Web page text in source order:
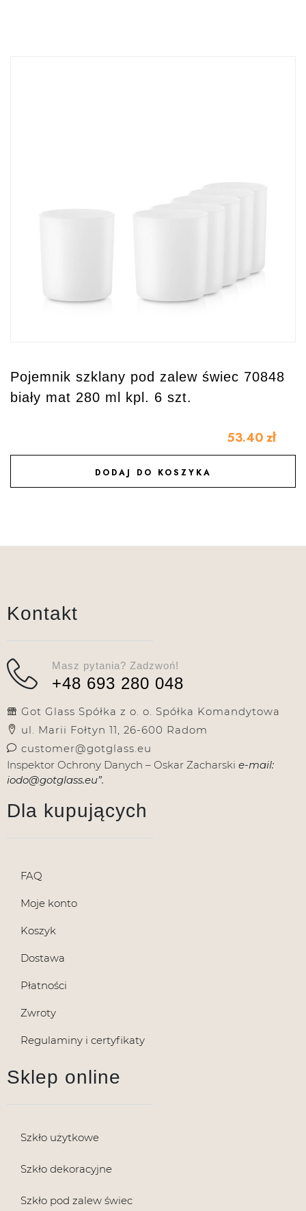
Pojemnik szklany pod zalew świec 70848
biały mat 280 ml kpl. 6 szt.
53.40 zł
DODAJ DO KOSZYKA
DODAJ DO ULUBIONYCH
Kontakt
Masz pytania? Zadzwoń!
+48 693 280 048
Got Glass Spółka z o. o. Spółka Komandytowa
ul. Marii Fołtyn 11, 26-600 Radom
customer@gotglass.eu
Inspektor Ochrony Danych – Oskar Zacharski e-mail:
iodo@gotglass.eu”.
Dla kupujących
FAQ
Moje konto
Koszyk
Dostawa
Płatności
Zwroty
Regulaminy i certyfikaty
Sklep online
Szkło użytkowe
Szkło dekoracyjne
Szkło pod zalew świec